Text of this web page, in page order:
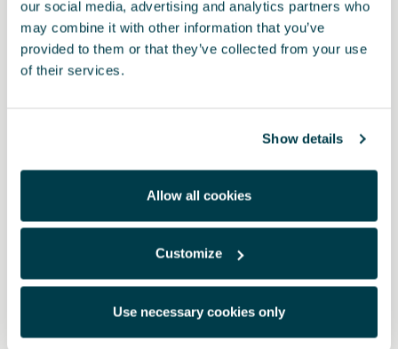
our social media, advertising and analytics partners who
may combine it with other information that you’ve
provided to them or that they’ve collected from your use
of their services.
Show details
Allow all cookies
Customize
Use necessary cookies only
756.49 €